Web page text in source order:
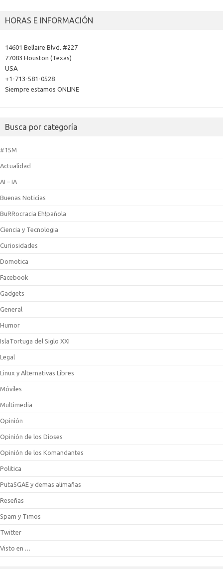
HORAS E INFORMACIÓN
14601 Bellaire Blvd. #227
77083 Houston (Texas)
USA
+1-713-581-0528
Siempre estamos ONLINE
Busca por categoría
#15M
Actualidad
AI – IA
Buenas Noticias
BuRRocracia Eh!pañola
Ciencia y Tecnologia
Curiosidades
Domotica
Facebook
Gadgets
General
Humor
IslaTortuga del Siglo XXI
Legal
Linux y Alternativas Libres
Móviles
Multimedia
Opinión
Opinión de los Dioses
Opinión de los Komandantes
Politica
PutaSGAE y demas alimañas
Reseñas
Spam y Timos
Twitter
Visto en …